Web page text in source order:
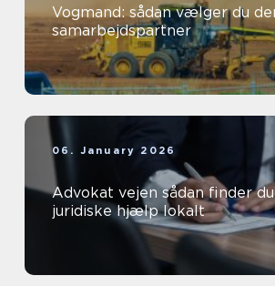
Vogmand: sådan vælger du
samarbejdspartner
06. January 2026
Advokat vejen sådan finder du den rette
juridiske hjælp lokalt